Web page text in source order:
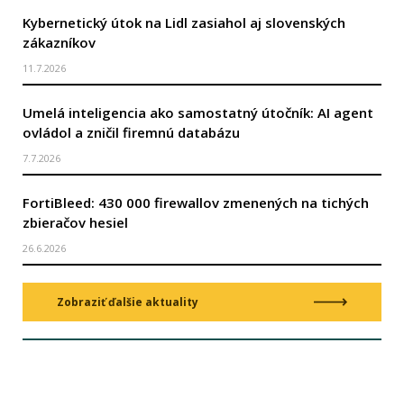
Kybernetický útok na Lidl zasiahol aj slovenských
zákazníkov
11.7.2026
Umelá inteligencia ako samostatný útočník: AI agent
ovládol a zničil firemnú databázu
7.7.2026
FortiBleed: 430 000 firewallov zmenených na tichých
zbieračov hesiel
26.6.2026
Zobraziť ďalšie aktuality